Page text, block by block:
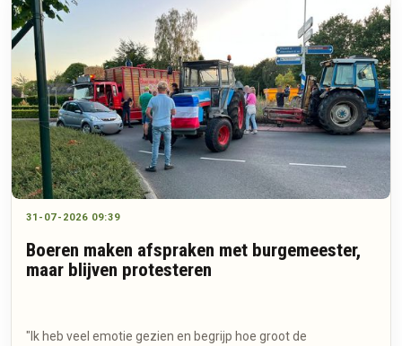
31-07-2026 09:39
Boeren maken afspraken met burgemeester,
maar blijven protesteren
"Ik heb veel emotie gezien en begrijp hoe groot de